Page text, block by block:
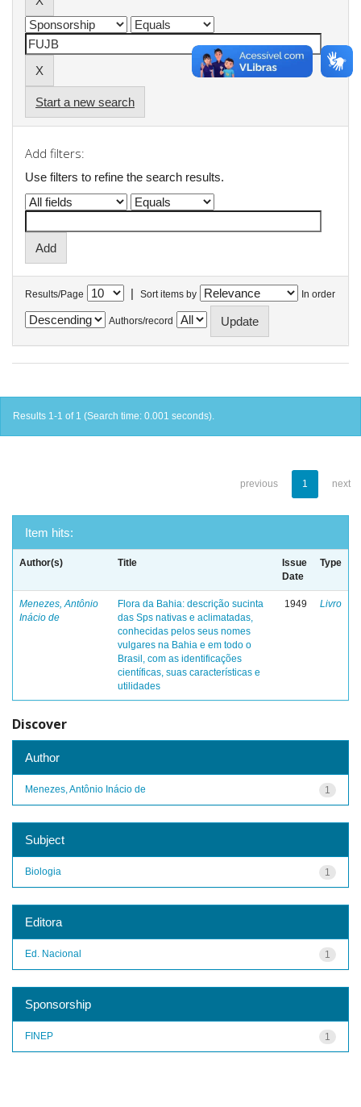
Start a new search
Add filters:
Use filters to refine the search results.
Results/Page | Sort items by In order
Authors/record
Results 1-1 of 1 (Search time: 0.001 seconds).
previous 1 next
Item hits:
Author(s) Title
Issue
Date
Type
Menezes, Antônio
Inácio de
Flora da Bahia: descrição sucinta
das Sps nativas e aclimatadas,
conhecidas pelos seus nomes
vulgares na Bahia e em todo o
Brasil, com as identificações
científicas, suas características e
utilidades
1949 Livro
Discover
Author
1
Menezes, Antônio Inácio de
Subject
1
Biologia
Editora
1
Ed. Nacional
Sponsorship
1
FINEP